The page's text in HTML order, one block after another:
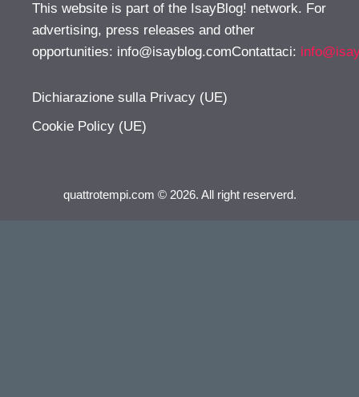
This website is part of the IsayBlog! network. For
advertising, press releases and other
opportunities: info@isayblog.comContattaci:
Dichiarazione sulla Privacy (UE)
Cookie Policy (UE)
quattrotempi.com © 2026. All right reserverd.